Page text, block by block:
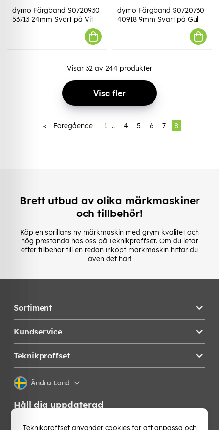
dymo Färgband S0720930
53713 24mm Svart på Vit
dymo Färgband S0720730
40918 9mm Svart på Gul
Visar 32 av 244 produkter
Visa fler
« Föregående 1 .. 4 5 6 7 8
Brett utbud av olika märkmaskiner
och tillbehör!
Köp en sprillans ny märkmaskin med grym kvalitet och
hög prestanda hos oss på Teknikproffset. Om du letar
efter tillbehör till en redan inköpt märkmaskin hittar du
även det här!
Sortiment
Kundservice
Teknikproffset
Ändra Land
Håll dig uppdaterad
Få de senaste nyheterna, hetaste erbjudandena och
Teknikproffset använder cookies för att anpassa och